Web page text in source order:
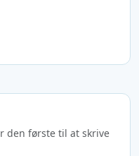
første til at skrive